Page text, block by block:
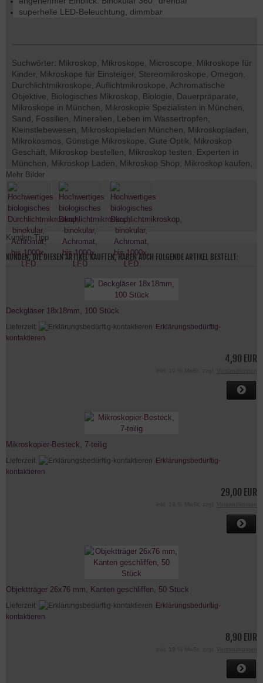
superhelle LED-Beleuchtung, dimmbar
Suchwörter: Mikroskop, Mikroskope, Microscope, Mikroskope für
Kinder, Mikroskope für Einsteiger, Stereomikroskope, Omegon,
Durchlichtmikroskope, Auflichtmikroskope, Achromatische
Objektive, Biologisches Mikroskop, Biologie, Dauerpräparate,
Mikroskope in München, Mikroskopie Spezialisten in München,
Sand, Fossilien, Mineralien, Leben im Wassertropfen,
Kleinstlebewesen, Mikroskopieladen München, Mikroskopladen,
Mikrokosmos, Günstige Mikroskope, Gute Optik, Mikroskop
Geschäft, Mikroskop bestellen, Mikroskop testen, Experten in
München, Mikroskop Laden, Mikroskop Shop, Mikroskop kaufen,
Mehr Bilder
Kunden-Tipp
KUNDEN, DIE DIESEN ARTIKEL KAUFTEN, HABEN AUCH FOLGENDE ARTIKEL BESTELLT:
Deckgläser 18x18mm, 100 Stück
Lieferzeit:
Erklärungsbedürftig-
kontaktieren
4,90 EUR
Mikroskopier-Besteck, 7-teilig
Lieferzeit:
Erklärungsbedürftig-
kontaktieren
29,00 EUR
Objektträger 26x76 mm, Kanten geschliffen, 50 Stück
Lieferzeit:
Erklärungsbedürftig-
kontaktieren
8,90 EUR